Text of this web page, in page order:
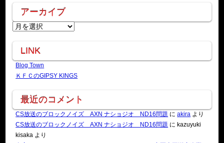
アーカイブ
アーカイブ
LINK
Blog Town
ＫＦＣのGIPSY KINGS
最近のコメント
CS放送のブロックノイズ AXN ナショジオ ND16問題 にakira より
CS放送のブロックノイズ AXN ナショジオ ND16問題 に kazuyuki
kisaka より